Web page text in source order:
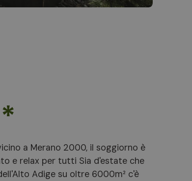
a Merano 2000, il soggiorno è
e relax per tutti Sia d'estate che
Adige su oltre 6000m² c'è